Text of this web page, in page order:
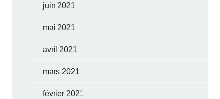
juin 2021
mai 2021
avril 2021
mars 2021
février 2021